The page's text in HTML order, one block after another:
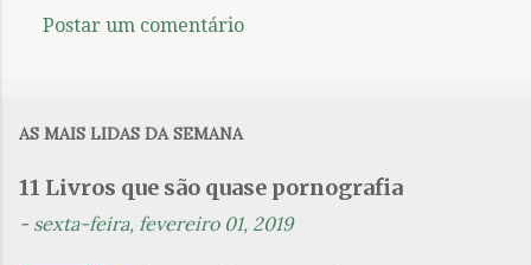
n
t
Postar um comentário
AS MAIS LIDAS DA SEMANA
11 Livros que são quase pornografia
- sexta-feira, fevereiro 01, 2019